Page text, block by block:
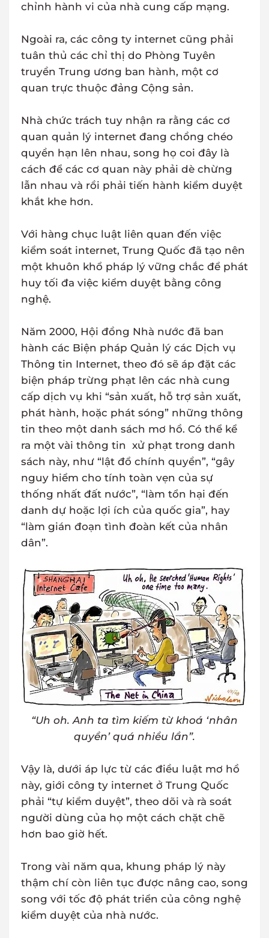
chỉnh hành vi của nhà cung cấp mạng.
Ngoài ra, các công ty internet cũng phải
tuân thủ các chỉ thị do Phòng Tuyên
truyền Trung ương ban hành, một cơ
quan trực thuộc đảng Cộng sản.
Nhà chức trách tuy nhận ra rằng các cơ
quan quản lý internet đang chồng chéo
quyền hạn lên nhau, song họ coi đây là
cách để các cơ quan này phải dè chừng
lẫn nhau và rồi phải tiến hành kiểm duyệt
khắt khe hơn.
Với hàng chục luật liên quan đến việc
kiểm soát internet, Trung Quốc đã tạo nên
một khuôn khổ pháp lý vững chắc để phát
huy tối đa việc kiểm duyệt bằng công
nghệ.
Năm 2000, Hội đồng Nhà nước đã ban
hành các Biện pháp Quản lý các Dịch vụ
Thông tin Internet, theo đó sẽ áp đặt các
biện pháp trừng phạt lên các nhà cung
cấp dịch vụ khi “sản xuất, hỗ trợ sản xuất,
phát hành, hoặc phát sóng” những thông
tin theo một danh sách mơ hồ. Có thể kể
ra một vài thông tin xử phạt trong danh
sách này, như “lật đổ chính quyền”, “gây
nguy hiểm cho tính toàn vẹn của sự
thống nhất đất nước”, “làm tổn hại đến
danh dự hoặc lợi ích của quốc gia”, hay
“làm gián đoạn tình đoàn kết của nhân
dân”.
“Uh oh. Anh ta tìm kiếm từ khoá ‘nhân
quyền’ quá nhiều lần”.
Vậy là, dưới áp lực từ các điều luật mơ hồ
này, giới công ty internet ở Trung Quốc
phải “tự kiểm duyệt”, theo dõi và rà soát
người dùng của họ một cách chặt chẽ
hơn bao giờ hết.
Trong vài năm qua, khung pháp lý này
thậm chí còn liên tục được nâng cao, song
song với tốc độ phát triển của công nghệ
kiểm duyệt của nhà nước.